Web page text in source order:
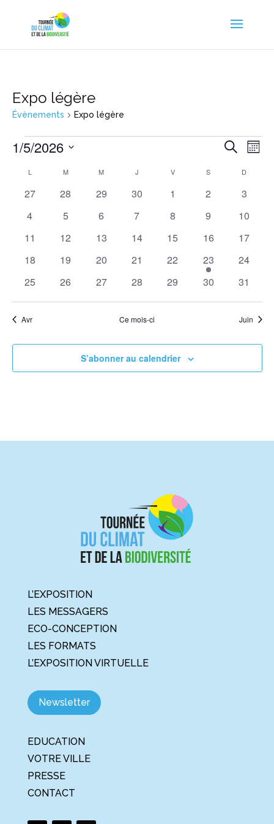
Expo légère
Évènements Expo légère
Évènements
vues
Recherche
de
Mois
1/5/2026
date.
Calendrier
de
L MMARDI M MERCREDI
J VVENDREDIS D
0
27
0
28
0
29
0
30
0
1
0
2
0
3
0
4
0
5
0
6
0
7
0
8
0
9
0
10
0
11
0
12
0
13
0
14
0
15
0
16
0
17
0
18
0
19
0
20
0
21
0
évènements
22
1
évènement
23
0
24
0
25
0
26
0
27
0
28
0
29
0
30
0
31
Avr Ce mois-ci Juin
S’abonner au calendrier
L’EXPOSITION
LES MESSAGERS
ECO-CONCEPTION
LES FORMATS
L’EXPOSITION VIRTUELLE
Newsletter
EDUCATION
VOTRE VILLE
PRESSE
CONTACT